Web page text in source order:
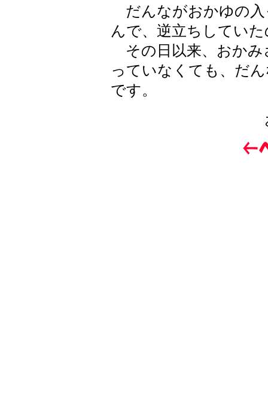
だんながおかゆの入
んで、逆立ちしてい
その日以来、おかみ
っていなくても、だ
です。